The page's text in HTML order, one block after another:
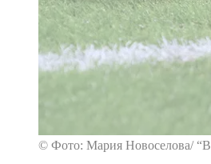
© Фото: Мария Новоселова/